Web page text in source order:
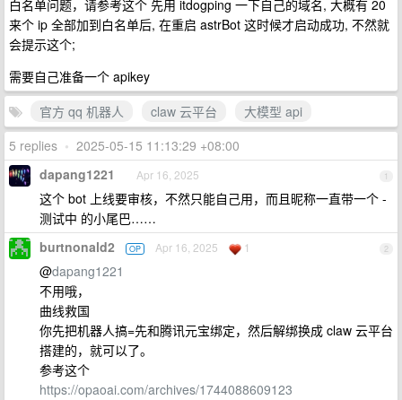
白名单问题，请参考这个 先用 itdogping 一下自己的域名, 大概有 20
来个 ip 全部加到白名单后, 在重启 astrBot 这时候才启动成功, 不然就
会提示这个;
需要自己准备一个 apikey
官方 qq 机器人
claw 云平台
大模型 api
5 replies • 2025-05-15 11:13:29 +08:00
1
dapang1221 Apr 16, 2025
这个 bot 上线要审核，不然只能自己用，而且昵称一直带一个 -
测试中 的小尾巴……
2
burtnonald2 OP Apr 16, 2025 1
@dapang1221
不用哦，
曲线救国
你先把机器人搞=先和腾讯元宝绑定，然后解绑换成 claw 云平台
搭建的，就可以了。
参考这个
https://opaoai.com/archives/1744088609123